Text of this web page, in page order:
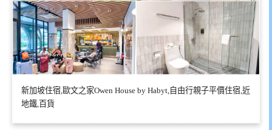
新加坡住宿,歐文之家Owen House by Habyt,自由行親子平價住宿,近
地鐵,百貨